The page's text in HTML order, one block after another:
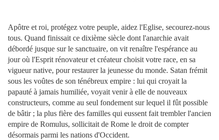
Apôtre et roi, protégez votre peuple, aidez l'Eglise, secourez-nous
tous. Quand finissait ce dixième siècle dont l'anarchie avait
débordé jusque sur le sanctuaire, on vit renaître l'espérance au
jour où l'Esprit rénovateur et créateur choisit votre race, en sa
vigueur native, pour restaurer la jeunesse du monde. Satan frémit
sous les voûtes de son ténébreux empire : lui qui croyait la
papauté à jamais humiliée, voyait venir à elle de nouveaux
constructeurs, comme au seul fondement sur lequel il fût possible
de bâtir ; la plus fière des familles qui eussent fait trembler l'ancien
empire de Romulus, sollicitait de Rome le droit de compter
désormais parmi les nations d'Occident.